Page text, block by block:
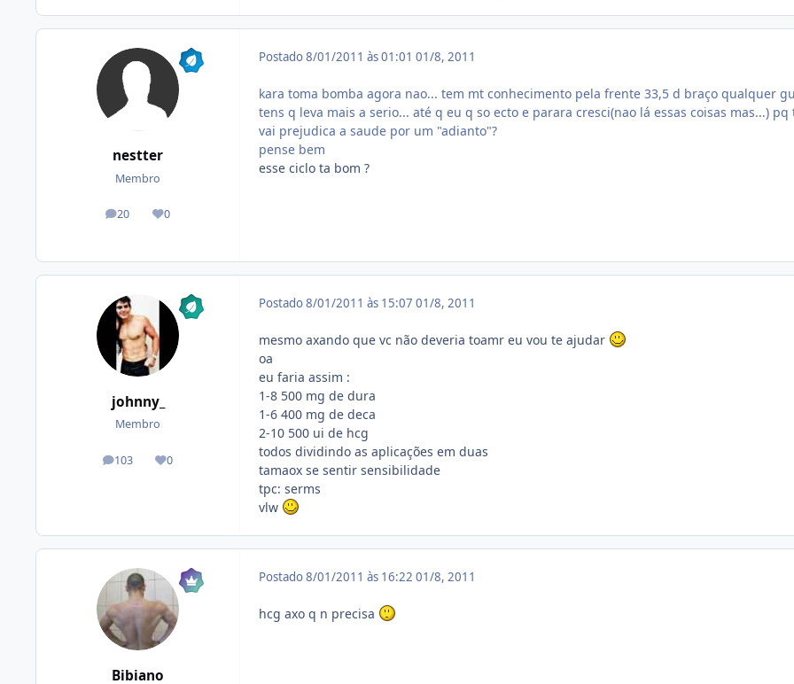
nestter
Membro
20
posts 0
Reputação
Postado8/01/2011 às 01:01 01/8, 2011
kara toma bomba agora nao... tem mt conhecimento pela frente 33,5 d braço qualquer
tens q leva mais a serio... até q eu q so ecto e parara cresci(nao lá essas coisas mas...) pq
vai prejudica a saude por um "adianto"?
pense bem
esse ciclo ta bom ?
johnny_
Membro
103
posts 0
Reputação
Postado8/01/2011 às 15:07 01/8, 2011
mesmo axando que vc não deveria toamr eu vou te ajudar
oa
eu faria assim :
1-8 500 mg de dura
1-6 400 mg de deca
2-10 500 ui de hcg
todos dividindo as aplicações em duas
tamaox se sentir sensibilidade
tpc: serms
vlw
Bibiano
Postado8/01/2011 às 16:22 01/8, 2011
hcg axo q n precisa